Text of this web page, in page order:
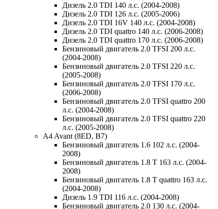
Дизель 2.0 TDI 140 л.с. (2004-2008)
Дизель 2.0 TDI 126 л.с. (2005-2006)
Дизель 2.0 TDI 16V 140 л.с. (2004-2008)
Дизель 2.0 TDI quattro 140 л.с. (2006-2008)
Дизель 2.0 TDI quattro 170 л.с. (2006-2008)
Бензиновый двигатель 2.0 TFSI 200 л.с.
(2004-2008)
Бензиновый двигатель 2.0 TFSI 220 л.с.
(2005-2008)
Бензиновый двигатель 2.0 TFSI 170 л.с.
(2006-2008)
Бензиновый двигатель 2.0 TFSI quattro 200
л.с. (2004-2008)
Бензиновый двигатель 2.0 TFSI quattro 220
л.с. (2005-2008)
A4 Avant (8ED, B7)
Бензиновый двигатель 1.6 102 л.с. (2004-
2008)
Бензиновый двигатель 1.8 T 163 л.с. (2004-
2008)
Бензиновый двигатель 1.8 T quattro 163 л.с.
(2004-2008)
Дизель 1.9 TDI 116 л.с. (2004-2008)
Бензиновый двигатель 2.0 130 л.с. (2004-